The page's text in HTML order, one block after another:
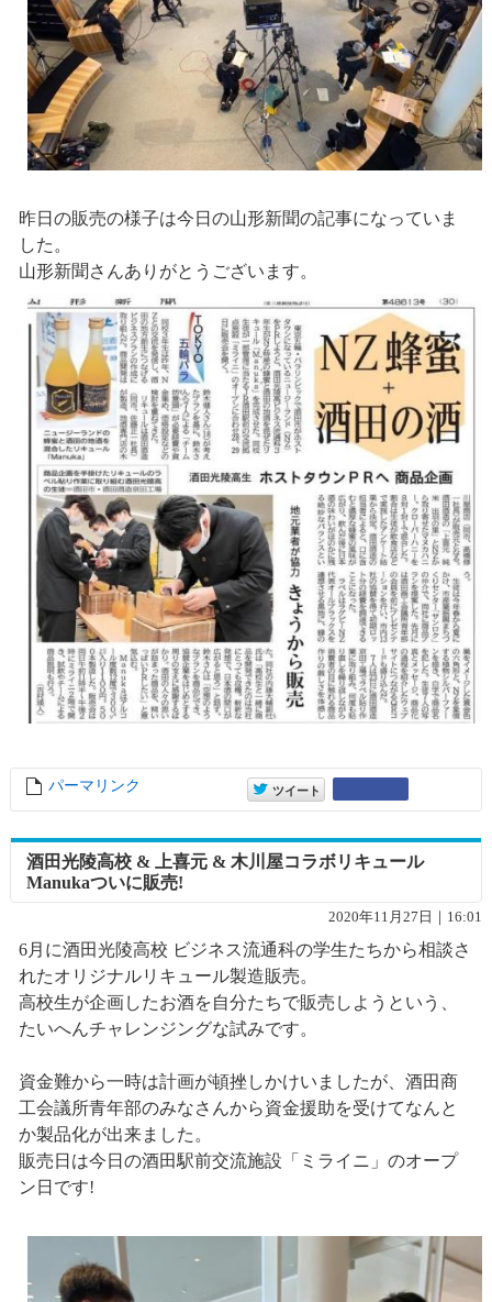
昨日の販売の様子は今日の山形新聞の記事になっていま
した。
山形新聞さんありがとうございます。
パーマリンク entry14911
ツイート
酒田光陵高校 & 上喜元 & 木川屋コラボリキュール
Manukaついに販売!
2020年11月27日｜16:01
6月に酒田光陵高校 ビジネス流通科の学生たちから相談さ
れたオリジナルリキュール製造販売。
高校生が企画したお酒を自分たちで販売しようという、
たいへんチャレンジングな試みです。
資金難から一時は計画が頓挫しかけいましたが、酒田商
工会議所青年部のみなさんから資金援助を受けてなんと
か製品化が出来ました。
販売日は今日の酒田駅前交流施設「ミライニ」のオープ
ン日です!